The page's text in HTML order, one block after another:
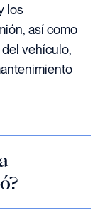
los
así como
vehículo,